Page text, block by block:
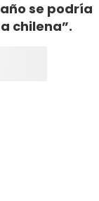
se podría
chilena”.